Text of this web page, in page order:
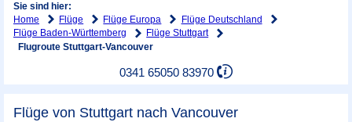
Sie sind hier:
Home
Flüge Flüge Europa
Flüge Deutschland
Flüge Baden-Württemberg
Flüge Stuttgart
Flugroute Stuttgart-Vancouver
0341 65050 83970
Flüge von Stuttgart nach Vancouver